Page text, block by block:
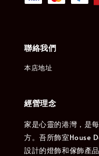
聯絡我們
本店地址
經營理念
家是心靈的港灣，是
方。吾所飾室House
設計的燈飾和傢飾產